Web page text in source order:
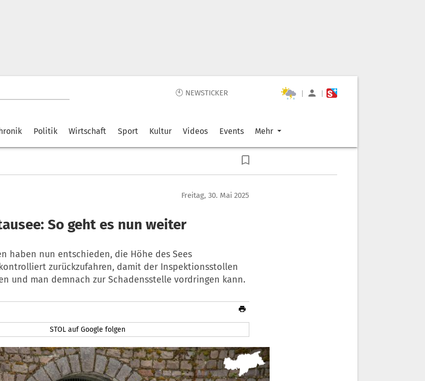
🕙 NEWSTICKER | |
Politik Wirtschaft Sport Kultur Videos Events Mehr
Freitag, 30. Mai 2025
So geht es nun weiter
haben nun entschieden, die Höhe des Sees
zurückzufahren, damit der Inspektionsstollen
und man demnach zur Schadensstelle vordringen kann.
STOL auf Google folgen